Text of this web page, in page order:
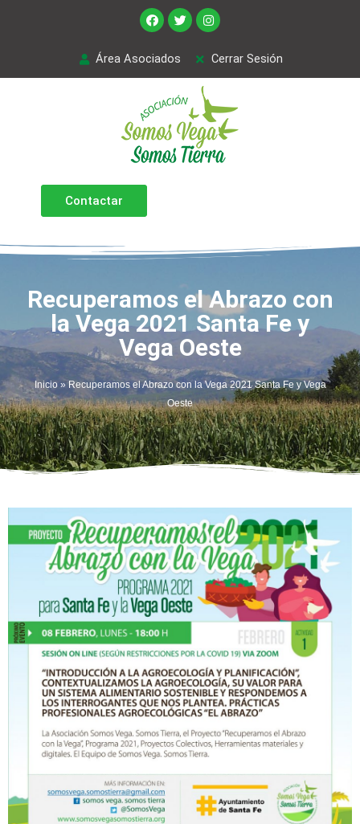
Área Asociados Cerrar Sesión
Contactar
Recuperamos el Abrazo con
la Vega 2021 Santa Fe y
Vega Oeste
Inicio » Recuperamos el Abrazo con la Vega 2021 Santa Fe y Vega
Oeste